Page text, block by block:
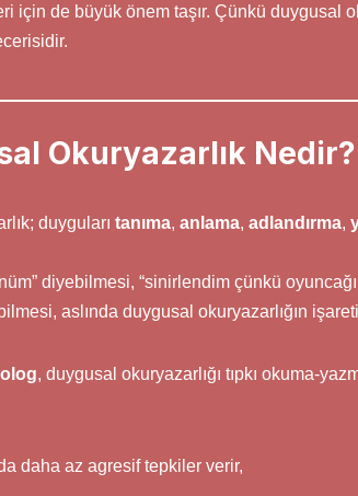
için de büyük önem taşır. Çünkü duygusal
Okuryazarlık Nedir?
duyguları tanıma, anlama, adlandırma,
diyebilmesi, “sinirlendim çünkü
aslında duygusal okuryazarlığın
, duygusal okuryazarlığı tıpkı okuma-
daha az agresif tepkiler verir,